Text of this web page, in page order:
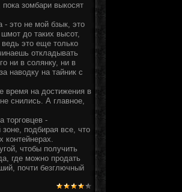
зомбари выкосят
- это не мой бзык, это
до таких высот,
это еще только
откладывать
ни в солянку, ни в
наводку на тайник с
время на достижения в
снились. А главное,
торговцев -
подбирая все, что
контейнерах.
чтобы получить
где можно продать
почти безглючный